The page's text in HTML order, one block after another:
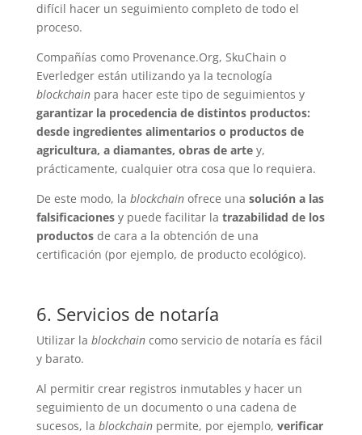
difícil hacer un seguimiento completo de todo el
proceso.
Compañías como Provenance.Org, SkuChain o
Everledger están utilizando ya la tecnología
blockchainpara hacer este tipo de seguimientos y
garantizar la procedencia de distintos productos:
desde ingredientes alimentarios o productos de
agricultura, a diamantes, obras de artey,
prácticamente, cualquier otra cosa que lo requiera.
De este modo, la blockchainofrece una solución a las
falsificacionesy puede facilitar la trazabilidad de los
productosde cara a la obtención de una
certificación (por ejemplo, de producto ecológico).
6. Servicios de notaría
Utilizar la blockchaincomo servicio de notaría es fácil
y barato.
Al permitir crear registros inmutables y hacer un
seguimiento de un documento o una cadena de
sucesos, la blockchainpermite, por ejemplo, verificar